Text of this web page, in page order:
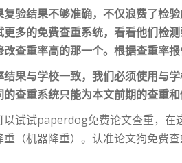
验结果不够准确，不仅浪费了检
更多的免费查重系统，看看他们检
改查重率高的那一个。根据查重率
果与学校一致，我们必须使用与
查重系统只能为本文前期的查重
以试试paperdog免费论文查重，在
重（机器降重）。认准论文狗免费